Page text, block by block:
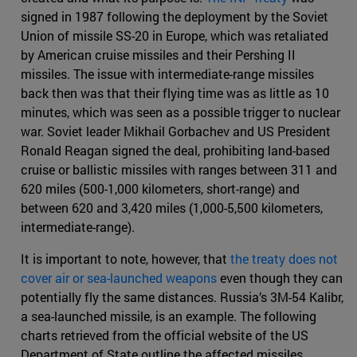
signed in 1987 following the deployment by the Soviet
Union of missile SS-20 in Europe, which was retaliated
by American cruise missiles and their Pershing II
missiles. The issue with intermediate-range missiles
back then was that their flying time was as little as 10
minutes, which was seen as a possible trigger to nuclear
war. Soviet leader Mikhail Gorbachev and US President
Ronald Reagan signed the deal, prohibiting land-based
cruise or ballistic missiles with ranges between 311 and
620 miles (500-1,000 kilometers, short-range) and
between 620 and 3,420 miles (1,000-5,500 kilometers,
intermediate-range).
It is important to note, however, that the treaty does not
cover air or sea-launched weaponseven though they can
potentially fly the same distances. Russia’s 3M-54 Kalibr,
a sea-launched missile, is an example. The following
charts retrieved from the official website of the US